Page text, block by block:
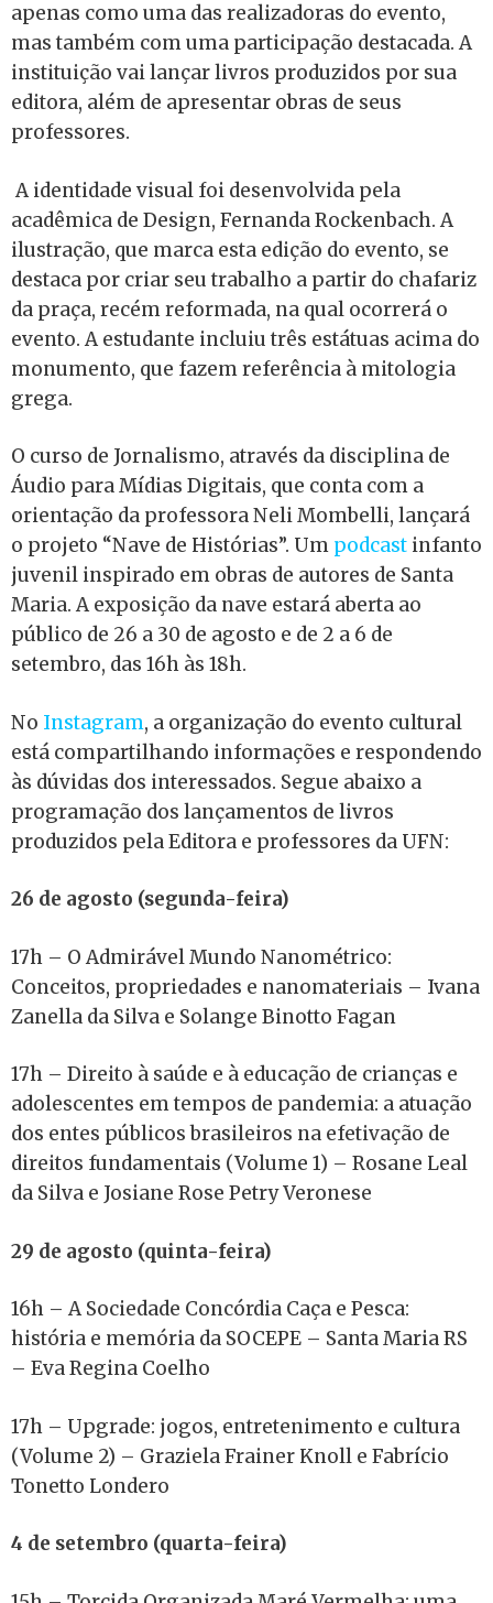
apenas como uma das realizadoras do evento,
mas também com uma participação destacada. A
instituição vai lançar livros produzidos por sua
editora, além de apresentar obras de seus
professores.
A identidade visual foi desenvolvida pela
acadêmica de Design, Fernanda Rockenbach. A
ilustração, que marca esta edição do evento, se
destaca por criar seu trabalho a partir do chafariz
da praça, recém reformada, na qual ocorrerá o
evento. A estudante incluiu três estátuas acima do
monumento, que fazem referência à mitologia
grega.
O curso de Jornalismo, através da disciplina de
Áudio para Mídias Digitais, que conta com a
orientação da professora Neli Mombelli, lançará
o projeto “Nave de Histórias”. Um podcast infanto
juvenil inspirado em obras de autores de Santa
Maria. A exposição da nave estará aberta ao
público de 26 a 30 de agosto e de 2 a 6 de
setembro, das 16h às 18h.
No Instagram, a organização do evento cultural
está compartilhando informações e respondendo
às dúvidas dos interessados. Segue abaixo a
programação dos lançamentos de livros
produzidos pela Editora e professores da UFN:
26 de agosto (segunda-feira)
17h – O Admirável Mundo Nanométrico:
Conceitos, propriedades e nanomateriais – Ivana
Zanella da Silva e Solange Binotto Fagan
17h – Direito à saúde e à educação de crianças e
adolescentes em tempos de pandemia: a atuação
dos entes públicos brasileiros na efetivação de
direitos fundamentais (Volume 1) – Rosane Leal
da Silva e Josiane Rose Petry Veronese
29 de agosto (quinta-feira)
16h – A Sociedade Concórdia Caça e Pesca:
história e memória da SOCEPE – Santa Maria RS
– Eva Regina Coelho
17h – Upgrade: jogos, entretenimento e cultura
(Volume 2) – Graziela Frainer Knoll e Fabrício
Tonetto Londero
4 de setembro (quarta-feira)